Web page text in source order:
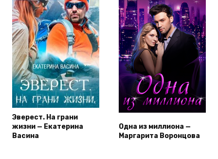
Эверест. На грани
жизни — Екатерина
Васина
Одна из миллиона —
Маргарита Воронцова